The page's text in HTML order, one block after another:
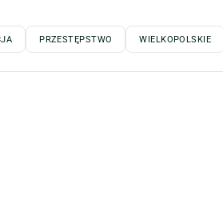
PRZESTĘPSTWO WIELKOPOLSKIE